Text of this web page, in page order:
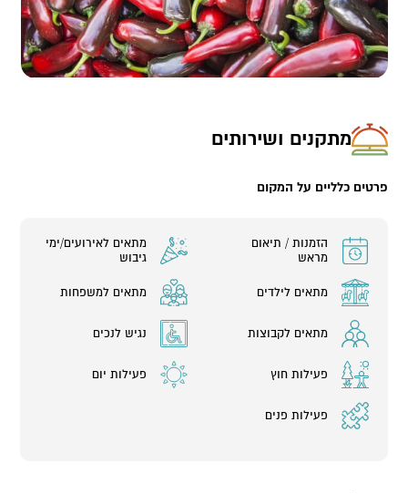
מתקנים ושירותים
פרטים כלליים על המקום
הזמנות / תיאום
מראש
מתאים לאירועים/ימי
גיבוש
מתאים לילדים מתאים למשפחות
מתאים לקבוצות נגיש לנכים
פעילות חוץ פעילות יום
פעילות פנים